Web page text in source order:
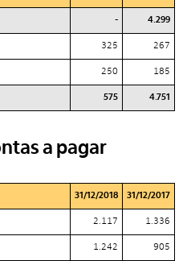
- 4.299
325 267
250 185
575 4.751
a pagar
31/12/2018 31/12/2017
2.117 1.336
1.242 905